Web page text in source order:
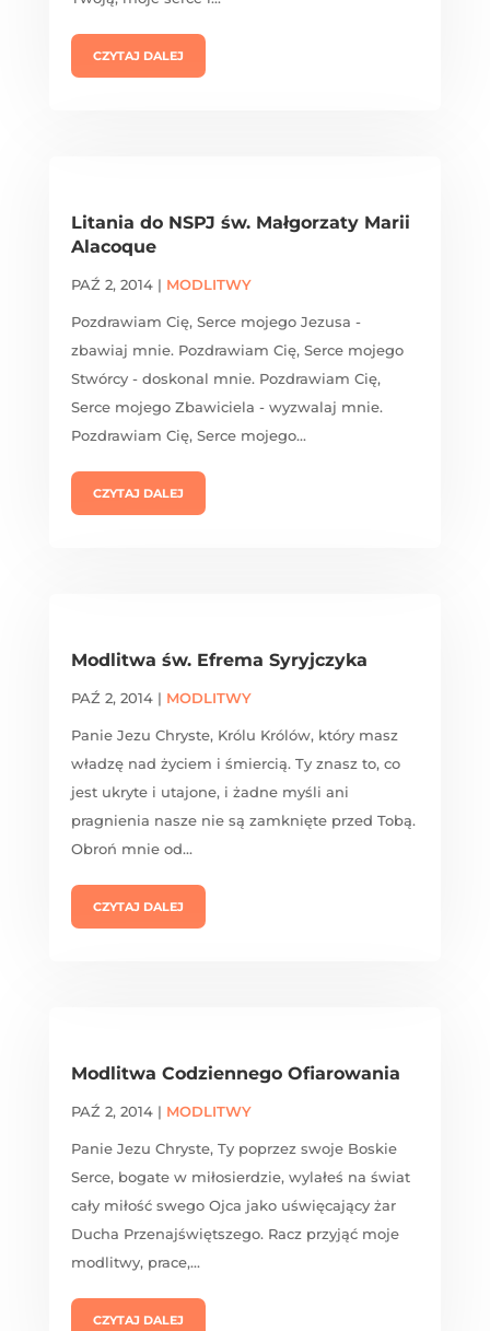
CZYTAJ DALEJ
Litania do NSPJ św. Małgorzaty Marii
Alacoque
PAŹ 2, 2014| MODLITWY
Pozdrawiam Cię, Serce mojego Jezusa -
zbawiaj mnie. Pozdrawiam Cię, Serce mojego
Stwórcy - doskonal mnie. Pozdrawiam Cię,
Serce mojego Zbawiciela - wyzwalaj mnie.
Pozdrawiam Cię, Serce mojego...
CZYTAJ DALEJ
Modlitwa św. Efrema Syryjczyka
PAŹ 2, 2014| MODLITWY
Panie Jezu Chryste, Królu Królów, który masz
władzę nad życiem i śmiercią. Ty znasz to, co
jest ukryte i utajone, i żadne myśli ani
pragnienia nasze nie są zamknięte przed Tobą.
Obroń mnie od...
CZYTAJ DALEJ
Modlitwa Codziennego Ofiarowania
PAŹ 2, 2014| MODLITWY
Panie Jezu Chryste, Ty poprzez swoje Boskie
Serce, bogate w miłosierdzie, wylałeś na świat
cały miłość swego Ojca jako uświęcający żar
Ducha Przenajświętszego. Racz przyjąć moje
modlitwy, prace,...
CZYTAJ DALEJ